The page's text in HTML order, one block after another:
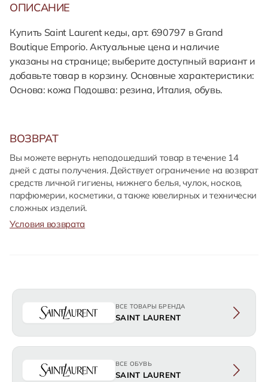
ОПИСАНИЕ
Купить Saint Laurent кеды, арт. 690797 в Grand
Boutique Emporio. Актуальные цена и наличие
указаны на странице; выберите доступный вариант и
добавьте товар в корзину. Основные характеристики:
Основа: кожа Подошва: резина, Италия, обувь.
ВОЗВРАТ
Вы можете вернуть неподошедший товар в течение 14
дней с даты получения. Действует ограничение на возврат
средств личной гигиены, нижнего белья, чулок, носков,
парфюмерии, косметики, а также ювелирных и технически
сложных изделий.
Условия возврата
ВСЕ ТОВАРЫ БРЕНДА
SAINT LAURENT
ВСЕ ОБУВЬ
SAINT LAURENT